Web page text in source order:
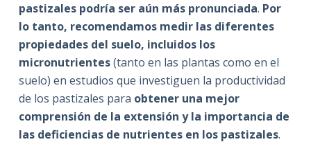
pastizales podría ser aún más pronunciada. Por
lo tanto, recomendamos medir las diferentes
propiedades del suelo, incluidos los
micronutrientes(tanto en las plantas como en el
suelo) en estudios que investiguen la productividad
de los pastizales para obtener una mejor
comprensión de la extensión y la importancia de
las deficiencias de nutrientes en los pastizales.